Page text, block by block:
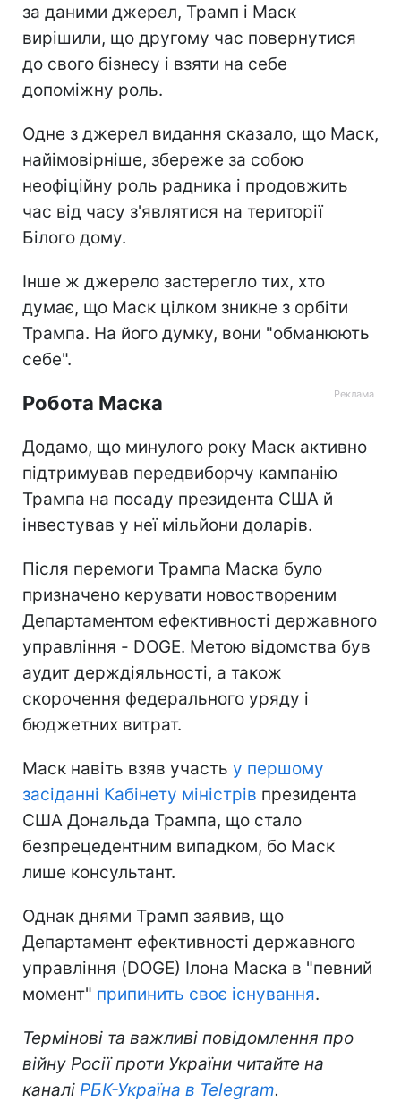
за даними джерел, Трамп і Маск
вирішили, що другому час повернутися
до свого бізнесу і взяти на себе
допоміжну роль.
Одне з джерел видання сказало, що Маск,
найімовірніше, збереже за собою
неофіційну роль радника і продовжить
час від часу з'являтися на території
Білого дому.
Інше ж джерело застерегло тих, хто
думає, що Маск цілком зникне з орбіти
Трампа. На його думку, вони "обманюють
себе".
Робота Маска
Додамо, що минулого року Маск активно
підтримував передвиборчу кампанію
Трампа на посаду президента США й
інвестував у неї мільйони доларів.
Після перемоги Трампа Маска було
призначено керувати новоствореним
Департаментом ефективності державного
управління - DOGE. Метою відомства був
аудит держдіяльності, а також
скорочення федерального уряду і
бюджетних витрат.
Маск навіть взяв участь у першому
засіданні Кабінету міністрів президента
США Дональда Трампа, що стало
безпрецедентним випадком, бо Маск
лише консультант.
Однак днями Трамп заявив, що
Департамент ефективності державного
управління (DOGE) Ілона Маска в "певний
момент" припинить своє існування.
Термінові та важливі повідомлення про
війну Росії проти України читайте на
каналі РБК-Україна в Telegram.